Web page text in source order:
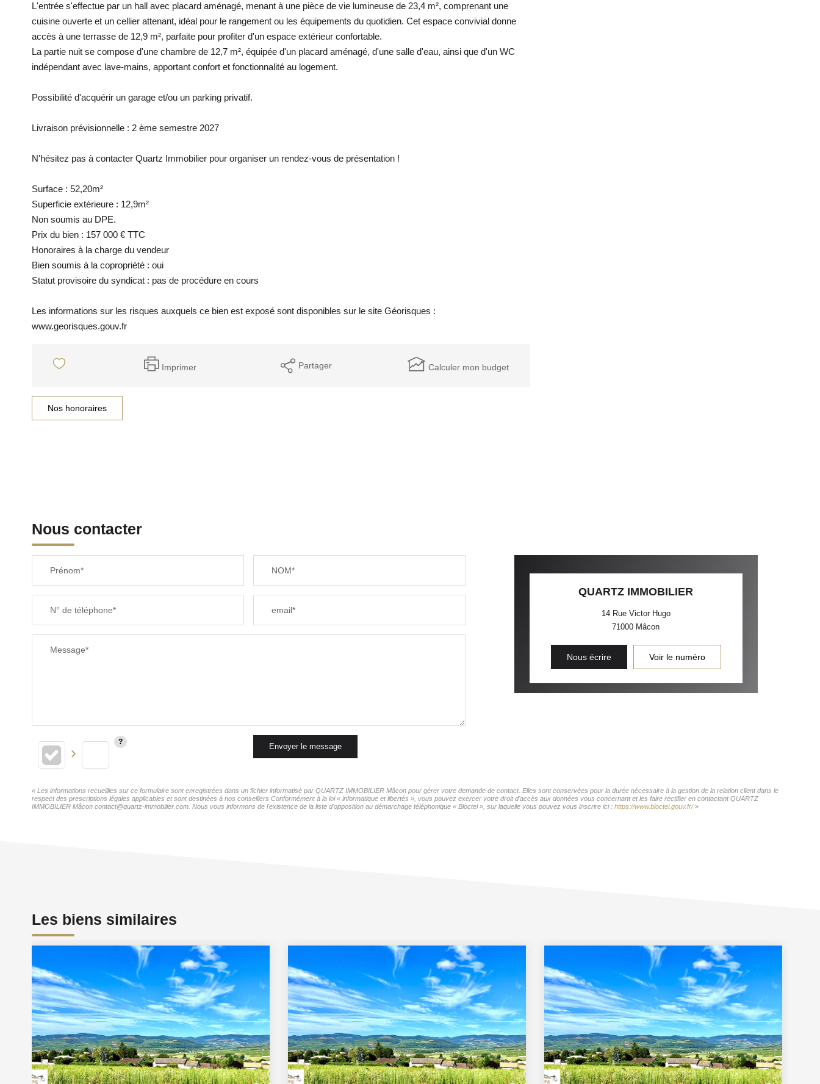
L'entrée s'effectue par un hall avec placard aménagé, menant à une pièce de vie lumineuse de 23,4 m², comprenant une
cuisine ouverte et un cellier attenant, idéal pour le rangement ou les équipements du quotidien. Cet espace convivial donne
accès à une terrasse de 12,9 m², parfaite pour profiter d'un espace extérieur confortable.
La partie nuit se compose d'une chambre de 12,7 m², équipée d'un placard aménagé, d'une salle d'eau, ainsi que d'un WC
indépendant avec lave-mains, apportant confort et fonctionnalité au logement.
Possibilité d'acquérir un garage et/ou un parking privatif.
Livraison prévisionnelle : 2 ème semestre 2027
N'hésitez pas à contacter Quartz Immobilier pour organiser un rendez-vous de présentation !
Surface : 52,20m²
Superficie extérieure : 12,9m²
Non soumis au DPE.
Prix du bien : 157 000 € TTC
Honoraires à la charge du vendeur
Bien soumis à la copropriété : oui
Statut provisoire du syndicat : pas de procédure en cours
Les informations sur les risques auxquels ce bien est exposé sont disponibles sur le site Géorisques :
www.georisques.gouv.fr
Imprimer Partager Calculer mon budget
Nos honoraires
Nous contacter
Prénom* NOM*
N° de téléphone* email*
Message*
Envoyer le message
QUARTZ IMMOBILIER
14 Rue Victor Hugo
71000 Mâcon
Nous écrire Voir le numéro
« Les informations recueillies sur ce formulaire sont enregistrées dans un fichier informatisé par QUARTZ IMMOBILIER Mâcon pour gérer votre demande de contact. Elles sont conservées pour la durée nécessaire à la gestion de la relation client dans le
respect des prescriptions légales applicables et sont destinées à nos conseillers Conformément à la loi « informatique et libertés », vous pouvez exercer votre droit d'accès aux données vous concernant et les faire rectifier en contactant QUARTZ
IMMOBILIER Mâcon contact@quartz-immobilier.com. Nous vous informons de l'existence de la liste d'opposition au démarchage téléphonique « Bloctel », sur laquelle vous pouvez vous inscrire ici : https://www.bloctel.gouv.fr/»
Les biens similaires